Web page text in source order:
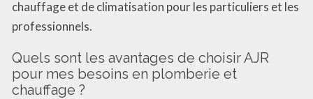
chauffage et de climatisation pour les particuliers et les
professionnels.
Quels sont les avantages de choisir AJR
pour mes besoins en plomberie et
chauffage ?